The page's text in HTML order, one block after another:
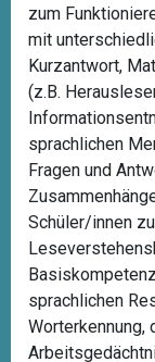
zum
mit
Kurzantwort,
(z.B.
sprachlichen
Fragen und
Schüler/innen
sprachlichen
Worterkennung,